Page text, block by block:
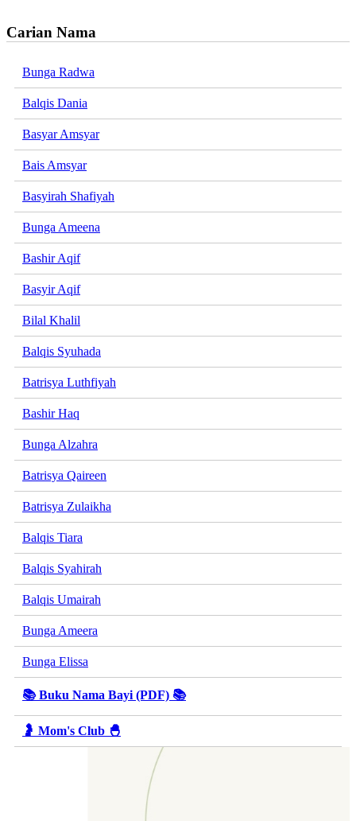
Carian Nama
Bunga Radwa
Balqis Dania
Basyar Amsyar
Bais Amsyar
Basyirah Shafiyah
Bunga Ameena
Bashir Aqif
Basyir Aqif
Bilal Khalil
Balqis Syuhada
Batrisya Luthfiyah
Bashir Haq
Bunga Alzahra
Batrisya Qaireen
Batrisya Zulaikha
Balqis Tiara
Balqis Syahirah
Balqis Umairah
Bunga Ameera
Bunga Elissa
📚 Buku Nama Bayi (PDF) 📚
🤰 Mom's Club 🐣